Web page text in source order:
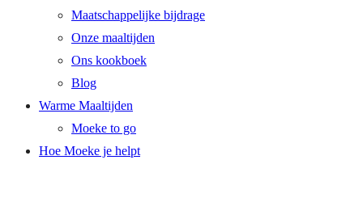
Maatschappelijke bijdrage
Onze maaltijden
Ons kookboek
Blog
Warme Maaltijden
Moeke to go
Hoe Moeke je helpt